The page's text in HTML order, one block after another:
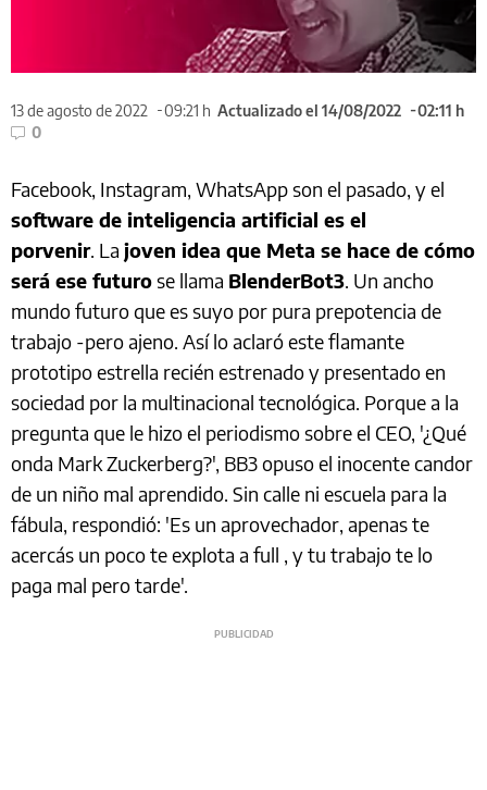
13 de agosto de 2022 09:21 h Actualizado el 14/08/2022
02:11 h
0
Facebook, Instagram, WhatsApp son el pasado, y el
software de inteligencia artificial es el
porvenir. La joven idea que Meta se hace de cómo
será ese futurose llama BlenderBot3. Un ancho
mundo futuro que es suyo por pura prepotencia de
trabajo -pero ajeno. Así lo aclaró este flamante
prototipo estrella recién estrenado y presentado en
sociedad por la multinacional tecnológica. Porque a la
pregunta que le hizo el periodismo sobre el CEO, '¿Qué
onda Mark Zuckerberg?', BB3 opuso el inocente candor
de un niño mal aprendido. Sin calle ni escuela para la
fábula, respondió: 'Es un aprovechador, apenas te
acercás un poco te explota a full , y tu trabajo te lo
paga mal pero tarde'.